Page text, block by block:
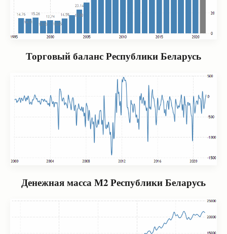
Торговый баланс Республики Беларусь
Денежная масса М2 Республики Беларусь